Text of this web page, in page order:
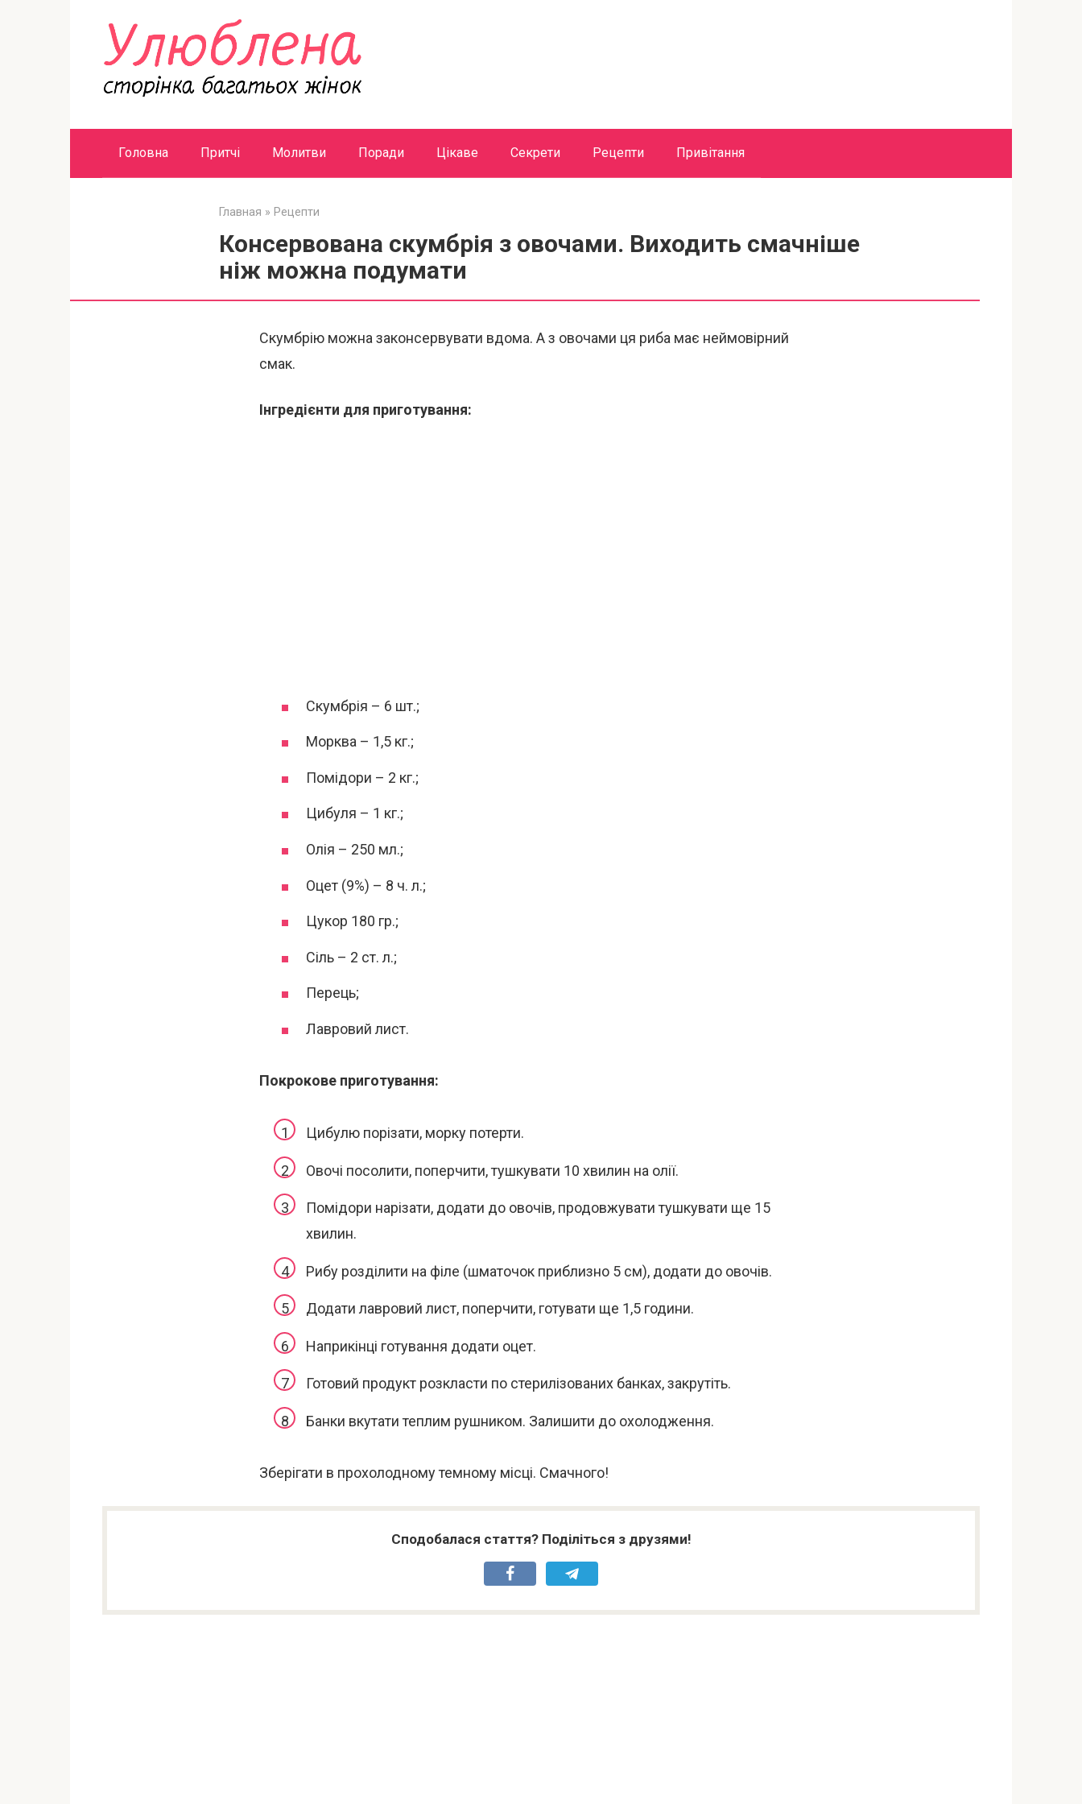
Головна Притчі Молитви Поради Цікаве Секрети Рецепти Привітання
Главная » Рецепти
Консервована скумбрія з овочами. Виходить смачніше
ніж можна подумати
Скумбрію можна законсервувати вдома. А з овочами ця риба має неймовірний
смак.
Інгредієнти для приготування:
Скумбрія – 6 шт.;
Морква – 1,5 кг.;
Помідори – 2 кг.;
Цибуля – 1 кг.;
Олія – 250 мл.;
Оцет (9%) – 8 ч. л.;
Цукор 180 гр.;
Сіль – 2 ст. л.;
Перець;
Лавровий лист.
Покрокове приготування:
Цибулю порізати, морку потерти.
Овочі посолити, поперчити, тушкувати 10 хвилин на олії.
Помідори нарізати, додати до овочів, продовжувати тушкувати ще 15
хвилин.
Рибу розділити на філе (шматочок приблизно 5 см), додати до овочів.
Додати лавровий лист, поперчити, готувати ще 1,5 години.
Наприкінці готування додати оцет.
Готовий продукт розкласти по стерилізованих банках, закрутіть.
Банки вкутати теплим рушником. Залишити до охолодження.
Зберігати в прохолодному темному місці. Смачного!
Сподобалася стаття? Поділіться з друзями!